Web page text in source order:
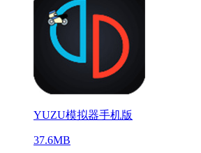
YUZU模拟器手机版
37.6MB